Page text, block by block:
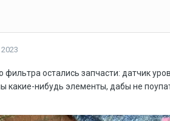
фильтра остались запчасти: датчик
какие-нибудь элементы, дабы не